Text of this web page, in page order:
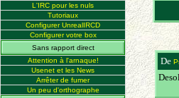
L'IRC pour les nuls
Tutoriaux
Configurer UnrealIRCD
Configurer votre box
Sans rapport direct
Attention à l'arnaque!
Usenet et les News
Arrêter de fumer
Un peu d'orthographe
De